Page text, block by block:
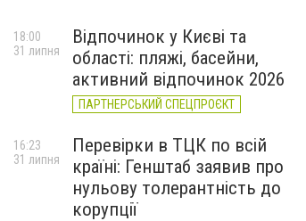
Відпочинок у Києві та
області: пляжі, басейни,
активний відпочинок 2026
ПАРТНЕРСЬКИЙ СПЕЦПРОЄКТ
18:00
31 липня
Перевірки в ТЦК по всій
країні: Генштаб заявив про
нульову толерантність до
корупції
16:23
31 липня